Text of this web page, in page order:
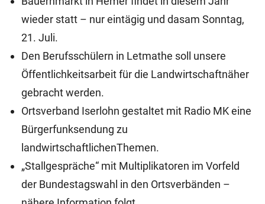
wieder statt – nur eintägig und dasam Sonntag,
21. Juli.
Den Berufsschülern in Letmathe soll unsere
Öffentlichkeitsarbeit für die Landwirtschaftnäher
gebracht werden.
Ortsverband Iserlohn gestaltet mit Radio MK eine
Bürgerfunksendung zu
landwirtschaftlichenThemen.
„Stallgespräche“ mit Multiplikatoren im Vorfeld
der Bundestagswahl in den Ortsverbänden –